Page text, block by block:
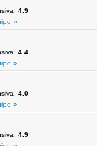
4.9
»
4.4
»
4.0
»
4.9